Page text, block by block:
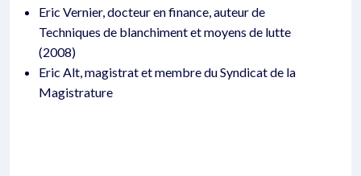
Eric Vernier, docteur en finance, auteur de
Techniques de blanchiment et moyens de lutte
(2008)
Eric Alt, magistrat et membre du Syndicat de la
Magistrature